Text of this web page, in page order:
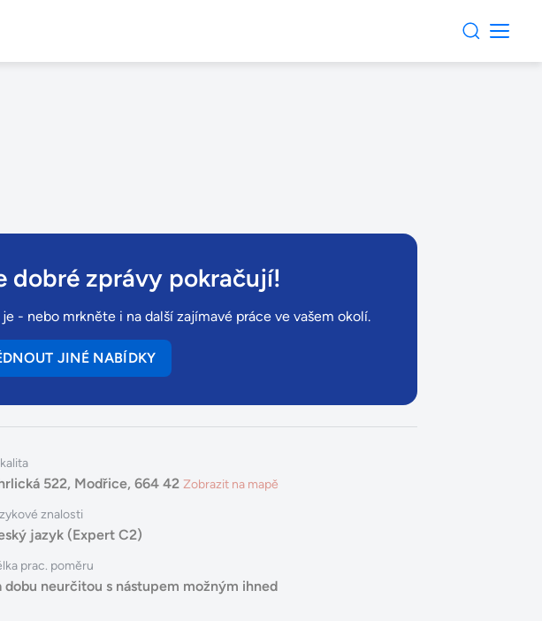
dobré zprávy pokračují!
- nebo mrkněte i na další zajímavé práce ve vašem okolí.
JINÉ NABÍDKY
522, Modřice, 664 42 Zobrazit na mapě
znalosti
jazyk (Expert C2)
prac. poměru
dobu neurčitou s nástupem možným ihned